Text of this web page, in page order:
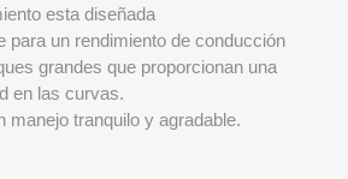
esta diseñada
para un rendimiento de conducción
grandes que proporcionan una
en las curvas.
manejo tranquilo y agradable.